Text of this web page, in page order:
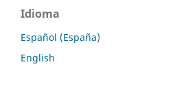
Idioma
Español (España)
English